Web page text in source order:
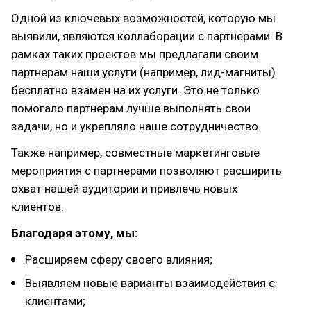
Одной из ключевых возможностей, которую мы
выявили, являются коллаборации с партнерами. В
рамках таких проектов мы предлагали своим
партнерам наши услуги (например, лид-магниты)
бесплатно взамен на их услуги. Это не только
помогало партнерам лучше выполнять свои
задачи, но и укрепляло наше сотрудничество.
Также например, совместные маркетинговые
мероприятия с партнерами позволяют расширить
охват нашей аудитории и привлечь новых
клиентов.
Благодаря этому, мы:
Расширяем сферу своего влияния;
Выявляем новые варианты взаимодействия с
клиентами;